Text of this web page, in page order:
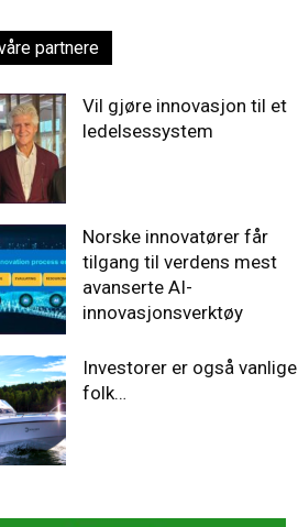
partnere
Vil gjøre innovasjon til et
ledelsessystem
Norske innovatører får
tilgang til verdens mest
avanserte AI-
innovasjonsverktøy
Investorer er også vanlige
folk…